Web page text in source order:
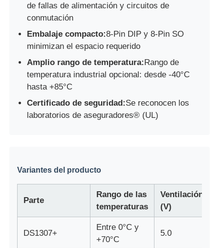
Sistema SOC en el chip
IC de la unidad MPU
CPLD PLD
Chip de memoria de la COPITA
microprocesador del eeprom
de fallas de alimentación y circuitos de
conmutación
Embalaje compacto:8-Pin DIP y 8-Pin SO
minimizan el espacio requerido
Amplio rango de temperatura:Rango de
temperatura industrial opcional: desde -40°C
hasta +85°C
Certificado de seguridad:Se reconocen los
laboratorios de aseguradores® (UL)
Variantes del producto
Parte
Rango de las
temperaturas
Ventilación
(V)
DS1307+
Entre 0°C y
+70°C
5.0